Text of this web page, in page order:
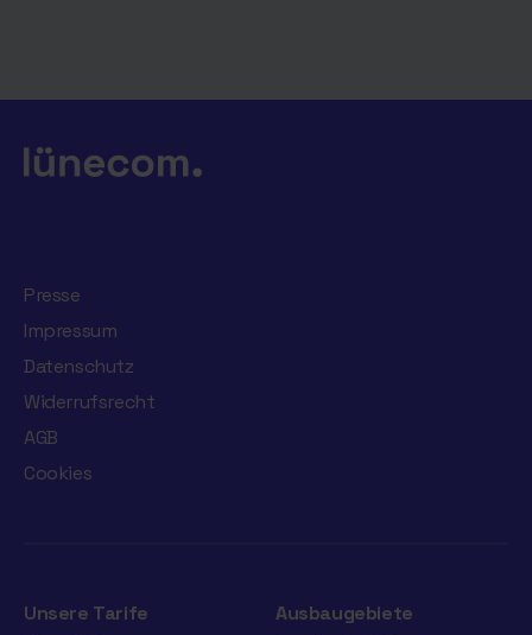
Presse
Impressum
Datenschutz
Widerrufsrecht
AGB
Cookies
Unsere Tarife
Ausbaugebiete